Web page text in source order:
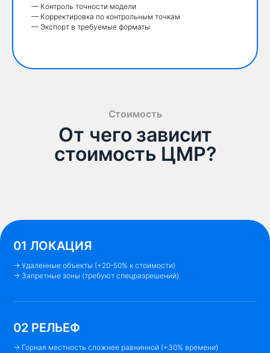
— Контроль точности модели
— Корректировка по контрольным точкам
— Экспорт в требуемые форматы
Стоимость
От чего зависит
стоимость ЦМР?
01 ЛОКАЦИЯ
→ Удаленные объекты (+20-50% к стоимости)
→ Запретные зоны (требуют спецразрешений)
02 РЕЛЬЕФ
→ Горная местность сложнее равнинной (+30% времени)